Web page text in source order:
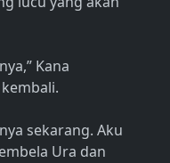
Kana
sekarang. Aku
Ura dan